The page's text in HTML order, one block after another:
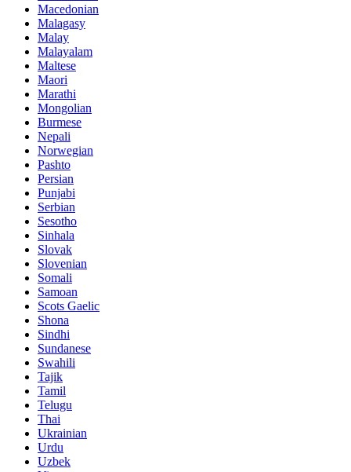
Macedonian
Malagasy
Malay
Malayalam
Maltese
Maori
Marathi
Mongolian
Burmese
Nepali
Norwegian
Pashto
Persian
Punjabi
Serbian
Sesotho
Sinhala
Slovak
Slovenian
Somali
Samoan
Scots Gaelic
Shona
Sindhi
Sundanese
Swahili
Tajik
Tamil
Telugu
Thai
Ukrainian
Urdu
Uzbek